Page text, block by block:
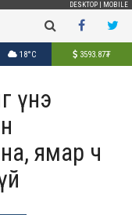
DESKTOP MOBILE
18°C 3593.87₮
үнэ
ямар ч